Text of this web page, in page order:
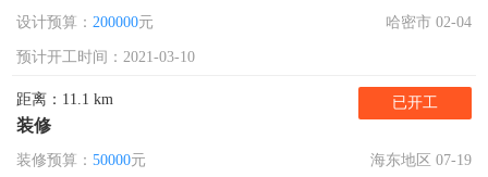
设计预算： 200000元 哈密市 02-04
预计开工时间：2021-03-10
距离：11.1 km
装修
已开工
装修预算： 50000元 海东地区 07-19